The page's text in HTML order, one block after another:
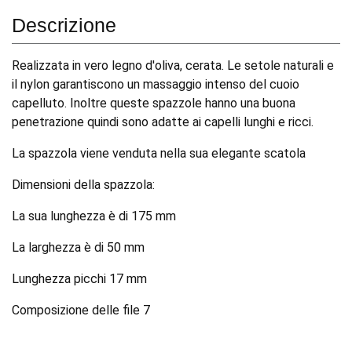
Descrizione
Realizzata in vero legno d'oliva, cerata. Le setole naturali e
il nylon garantiscono un massaggio intenso del cuoio
capelluto. Inoltre queste spazzole hanno una buona
penetrazione quindi sono adatte ai capelli lunghi e ricci.
La spazzola viene venduta nella sua elegante scatola
Dimensioni della spazzola:
La sua lunghezza è di 175 mm
La larghezza è di 50 mm
Lunghezza picchi 17 mm
Composizione delle file 7